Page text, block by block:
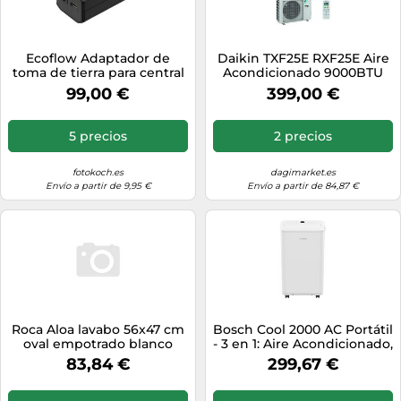
Ecoflow Adaptador de
toma de tierra para central
eléctrica portátil
99,00 €
5 precios
fotokoch.es
Envío a partir de 9,95 €
Daikin TXF25E RXF25E Aire
Acondicionado 9000BTU
Sensira - Siesta Pro Era
A++/A+ [EEK: A++]
399,00 €
2 precios
dagimarket.es
Envío a partir de 84,87 €
Roca Aloa lavabo 56x47 cm
oval empotrado blanco
A327865000
83,84 €
Bosch Cool 2000 AC Portátil
- 3 en 1: Aire Acondicionado,
Deshumidificador,
Ventilador - 2,6 kW,
habitaciones de hasta 35m²
299,67 €